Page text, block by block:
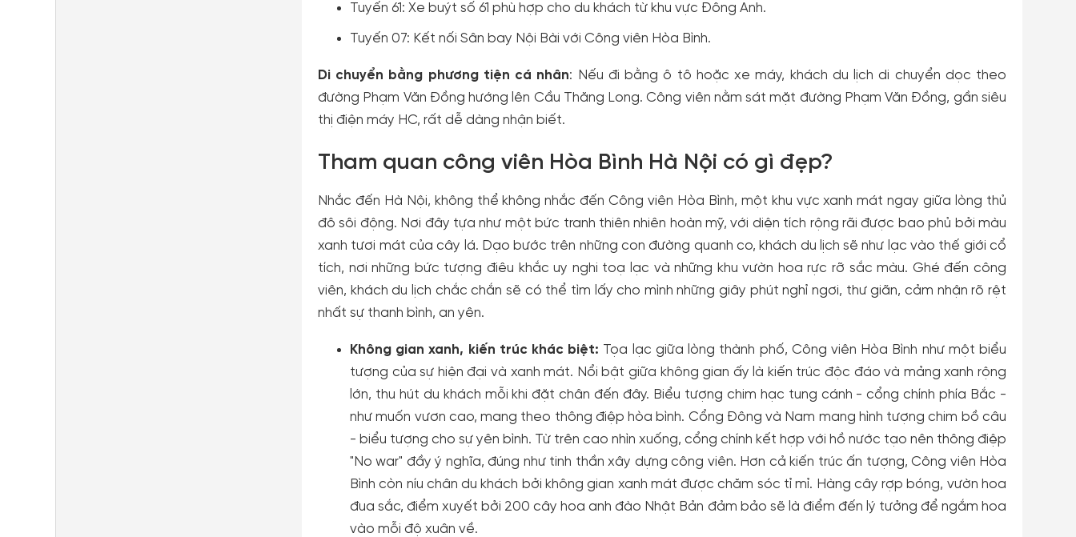
Tuyến 61: Xe buýt số 61 phù hợp cho du khách từ khu vực Đông Anh.
Tuyến 07: Kết nối Sân bay Nội Bài với Công viên Hòa Bình.
Di chuyển bằng phương tiện cá nhân: Nếu đi bằng ô tô hoặc xe máy, khách du lịch di chuyển dọc theo
đường Phạm Văn Đồng hướng lên Cầu Thăng Long. Công viên nằm sát mặt đường Phạm Văn Đồng, gần siêu
thị điện máy HC, rất dễ dàng nhận biết.
Tham quan công viên Hòa Bình Hà Nội có gì đẹp?
Nhắc đến Hà Nội, không thể không nhắc đến Công viên Hòa Bình, một khu vực xanh mát ngay giữa lòng thủ
đô sôi động. Nơi đây tựa như một bức tranh thiên nhiên hoàn mỹ, với diện tích rộng rãi được bao phủ bởi màu
xanh tươi mát của cây lá. Dạo bước trên những con đường quanh co, khách du lịch sẽ như lạc vào thế giới cổ
tích, nơi những bức tượng điêu khắc uy nghi toạ lạc và những khu vườn hoa rực rỡ sắc màu. Ghé đến công
viên, khách du lịch chắc chắn sẽ có thể tìm lấy cho mình những giây phút nghỉ ngơi, thư giãn, cảm nhận rõ rệt
nhất sự thanh bình, an yên.
Không gian xanh, kiến trúc khác biệt: Tọa lạc giữa lòng thành phố, Công viên Hòa Bình như một biểu
tượng của sự hiện đại và xanh mát. Nổi bật giữa không gian ấy là kiến trúc độc đáo và mảng xanh rộng
lớn, thu hút du khách mỗi khi đặt chân đến đây. Biểu tượng chim hạc tung cánh - cổng chính phía Bắc -
như muốn vươn cao, mang theo thông điệp hòa bình. Cổng Đông và Nam mang hình tượng chim bồ câu
- biểu tượng cho sự yên bình. Từ trên cao nhìn xuống, cổng chính kết hợp với hồ nước tạo nên thông điệp
"No war" đầy ý nghĩa, đúng như tinh thần xây dựng công viên. Hơn cả kiến trúc ấn tượng, Công viên Hòa
Bình còn níu chân du khách bởi không gian xanh mát được chăm sóc tỉ mỉ. Hàng cây rợp bóng, vườn hoa
đua sắc, điểm xuyết bởi 200 cây hoa anh đào Nhật Bản đảm bảo sẽ là điểm đến lý tưởng để ngắm hoa
vào mỗi độ xuân về.